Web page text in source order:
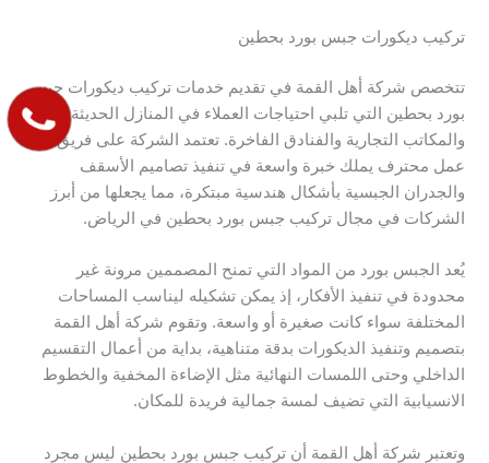
تركيب ديكورات جبس بورد بحطين
تتخصص شركة أهل القمة في تقديم خدمات تركيب ديكورات جبس
بورد بحطين التي تلبي احتياجات العملاء في المنازل الحديثة
والمكاتب التجارية والفنادق الفاخرة. تعتمد الشركة على فريق
عمل محترف يملك خبرة واسعة في تنفيذ تصاميم الأسقف
والجدران الجبسية بأشكال هندسية مبتكرة، مما يجعلها من أبرز
الشركات في مجال تركيب جبس بورد بحطين في الرياض.
يُعد الجبس بورد من المواد التي تمنح المصممين مرونة غير
محدودة في تنفيذ الأفكار، إذ يمكن تشكيله ليناسب المساحات
المختلفة سواء كانت صغيرة أو واسعة. وتقوم شركة أهل القمة
بتصميم وتنفيذ الديكورات بدقة متناهية، بداية من أعمال التقسيم
الداخلي وحتى اللمسات النهائية مثل الإضاءة المخفية والخطوط
الانسيابية التي تضيف لمسة جمالية فريدة للمكان.
وتعتبر شركة أهل القمة أن تركيب جبس بورد بحطين ليس مجرد